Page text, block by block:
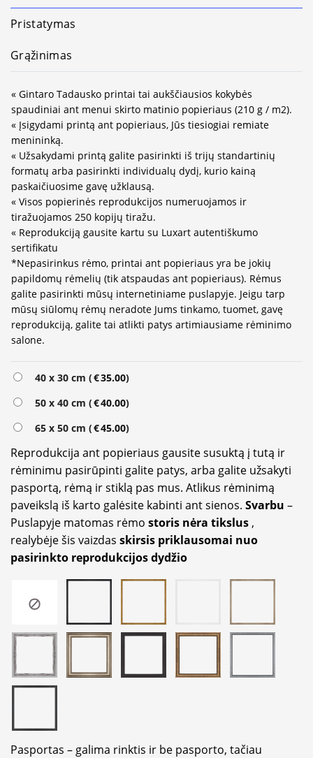
Pristatymas
Grąžinimas
« Gintaro Tadausko printai tai aukščiausios kokybės
spaudiniai ant menui skirto matinio popieriaus (210 g / m2).
« Įsigydami printą ant popieriaus, Jūs tiesiogiai remiate
menininką.
« Užsakydami printą galite pasirinkti iš trijų standartinių
formatų arba pasirinkti individualų dydį, kurio kainą
paskaičiuosime gavę užklausą.
« Visos popierinės reprodukcijos numeruojamos ir
tiražuojamos 250 kopijų tiražu.
« Reprodukciją gausite kartu su Luxart autentiškumo
sertifikatu
*Nepasirinkus rėmo, printai ant popieriaus yra be jokių
papildomų rėmelių (tik atspaudas ant popieriaus). Rėmus
galite pasirinkti mūsų internetiniame puslapyje. Jeigu tarp
mūsų siūlomų rėmų neradote Jums tinkamo, tuomet, gavę
reprodukciją, galite tai atlikti patys artimiausiame rėminimo
salone.
40 x 30 cm (€35.00)
50 x 40 cm (€40.00)
65 x 50 cm (€45.00)
Reprodukcija ant popieriaus gausite susuktą į tutą ir
rėminimu pasirūpinti galite patys, arba galite užsakyti
pasportą, rėmą ir stiklą pas mus. Atlikus rėminimą
paveikslą iš karto galėsite kabinti ant sienos. Svarbu –
Puslapyje matomas rėmo storis nėra tikslus ,
realybėje šis vaizdas skirsis priklausomai nuo
pasirinkto reprodukcijos dydžio
Pasportas – galima rinktis ir be pasporto, tačiau
Alternative: